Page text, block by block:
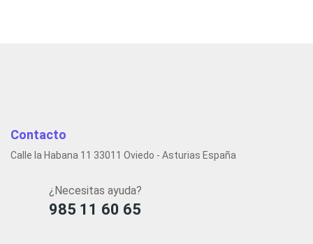
Contacto
Calle la Habana 11 33011 Oviedo - Asturias España
¿Necesitas ayuda?
985 11 60 65